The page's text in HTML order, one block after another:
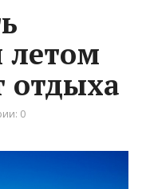
летом
отдыха
0